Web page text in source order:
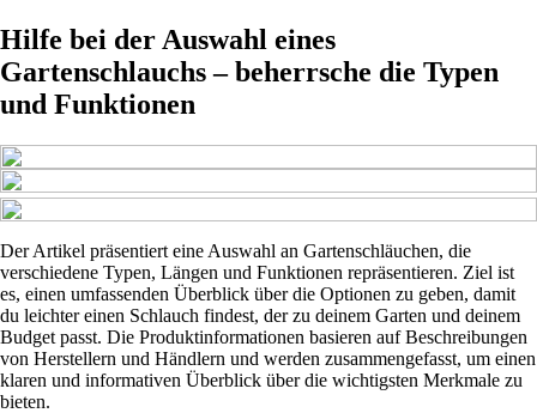
Hilfe bei der Auswahl eines
Gartenschlauchs – beherrsche die Typen
und Funktionen
Der Artikel präsentiert eine Auswahl an Gartenschläuchen, die
verschiedene Typen, Längen und Funktionen repräsentieren. Ziel ist
es, einen umfassenden Überblick über die Optionen zu geben, damit
du leichter einen Schlauch findest, der zu deinem Garten und deinem
Budget passt. Die Produktinformationen basieren auf Beschreibungen
von Herstellern und Händlern und werden zusammengefasst, um einen
klaren und informativen Überblick über die wichtigsten Merkmale zu
bieten.